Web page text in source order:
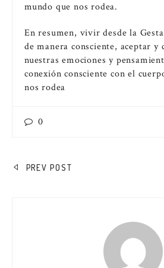
mundo que nos rodea.
En resumen, vivir desde la
de manera consciente, aceptar y
nuestras emociones y
conexión consciente con el
nos rodea
0
NAVEGACIÓN
PREV POST